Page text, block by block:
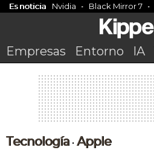
Es noticia Nvidia Black Mirror 7
Empresas Entorno IA
Tecnología• Apple